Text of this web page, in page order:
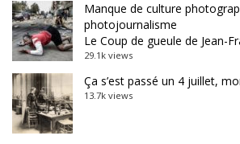
Manque de culture
photojournalisme
Le Coup de gueule de Jean-
29.1k views
Ça s’est passé un 4 juillet,
13.7k views